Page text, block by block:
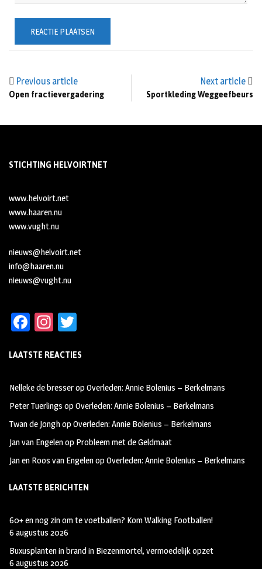
Previous article
Open fractievergadering
Next article
Sportkleding Weggeefbeurs
STICHTING HELVOIRTNET
www.helvoirt.net
www.haaren.nu
www.vught.nu
nieuws@helvoirt.net
info@haaren.nu
nieuws@vught.nu
Fa
b
oo
k
In
ag
m
tt
LAATSTE REACTIES
Nelleke de bresseropOverleden: Annie Bolenius – Berkelmans
Peter Tuerlings opOverleden: Annie Bolenius – Berkelmans
Twan de JonghopOverleden: Annie Bolenius – Berkelmans
Jan van Engelenop Probleem met de Geldmaat
Jan en Roos van EngelenopOverleden: Annie Bolenius – Berkelmans
LAATSTE BERICHTEN
60+ en nog zin om te voetballen? Kom Walking Footballen!
6 augustus 2026
Buxusplanten in brand in Biezenmortel, vermoedelijk opzet
6 augustus 2026